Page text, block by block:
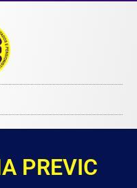
PREVIC